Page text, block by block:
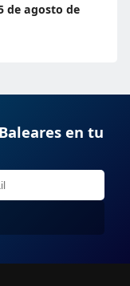
de agosto de
en tu